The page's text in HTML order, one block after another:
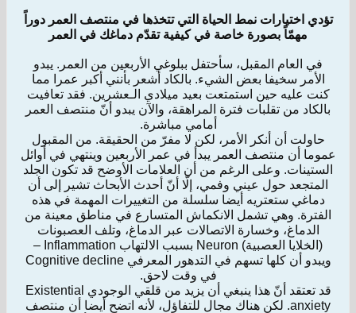
تؤدي اختيارات نمط الحياة التي تتخذها في منتصف العمر دوراً
مهمّاً بصورة خاصة في كيفية تقدّم دماغك في العمر
في العام المقبل، سأحتفل ببلوغي الأربعين من العمر. يبدو
الأمر سخيفا بعض الشيء. بالكاد أشعر بأنني أكبر عمرا مما
كنت عليه حين استمتعت بعيد ميلادي الـعشرين. فقد تعافيت
بالكاد من تقلبات فترة المراهقة، والآن يبدو أنّ منتصف العمر
أمامي مباشرة.
حاولت أن أنكر الأمر، لكن لا مفرّ من الحقيقة. من المقبول
عموما أن منتصف العمر يبدأ في عمر الأربعين وينتهي في أوائل
الستينات. وعلى الرغم من أن العلامات الأوضح قد تكون الجلد
المتجعد حول عيني وفمي، إلّا أنّ أحدث الأبحاث تشير إلى أن
دماغي ستعتريه أيضا سلسلة من التغييرات المهمة في هذه
الفترة. وهي تشمل الانكماش المتسارع في مناطق معينة من
الدماغ، وخسارة الاتصالات عبر الدماغ، وتلف العصبونات
(الخلايا العصبية) Neuron بسبب الالتهاب Inflammation –
ويبدو أن كلها تسهم في التدهور المعرفي Cognitive decline
في وقت لاحق.
قد تعتقد أنّ هذا ينبغي أن يزيد من قلقي الوجودي Existential
anxiety. لكن هناك مجال للتفاؤل، لأنه اتضح أيضا أن منتصف